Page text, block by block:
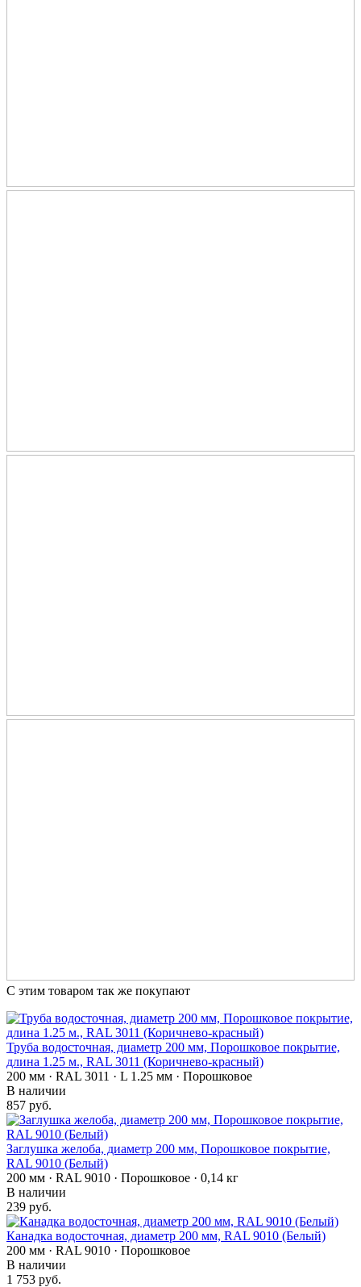
С этим товаром так же покупают
Труба водосточная, диаметр 200 мм, Порошковое покрытие,
длина 1.25 м., RAL 3011 (Коричнево-красный)
200 мм · RAL 3011 · L 1.25 мм · Порошковое
В наличии
857 руб.
Заглушка желоба, диаметр 200 мм, Порошковое покрытие,
RAL 9010 (Белый)
200 мм · RAL 9010 · Порошковое · 0,14 кг
В наличии
239 руб.
Канадка водосточная, диаметр 200 мм, RAL 9010 (Белый)
200 мм · RAL 9010 · Порошковое
В наличии
1 753 руб.